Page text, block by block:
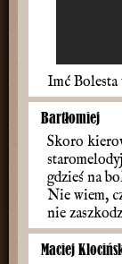
Imć Bolesta
Bartłomiej
Skoro
gdzieś na
Nie wiem,
nie
Maciej